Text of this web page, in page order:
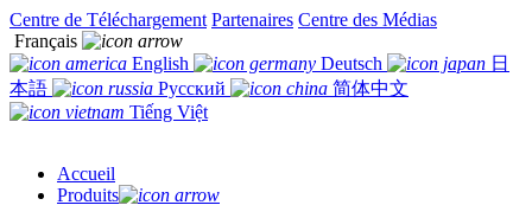
Centre de Téléchargement Partenaires Centre des Médias
Français
English
Deutsch
日
本語
Русский
简体中文
Tiếng Việt
Accueil
Produits